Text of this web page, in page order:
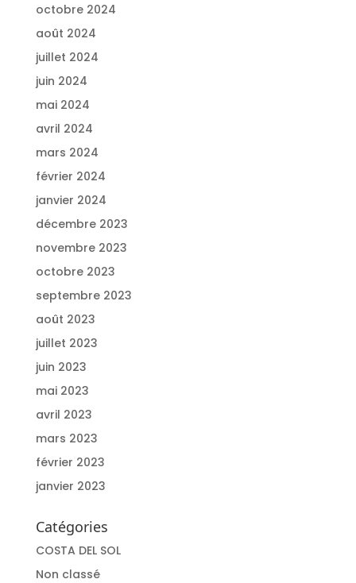
octobre 2024
août 2024
juillet 2024
juin 2024
mai 2024
avril 2024
mars 2024
février 2024
janvier 2024
décembre 2023
novembre 2023
octobre 2023
septembre 2023
août 2023
juillet 2023
juin 2023
mai 2023
avril 2023
mars 2023
février 2023
janvier 2023
Catégories
COSTA DEL SOL
Non classé